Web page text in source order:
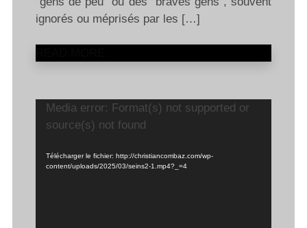
ignorés ou méprisés par les […]
Lecteur
vidéo
Media error: Format(s) not supported or
source(s) not found
Télécharger le fichier: http://christiancombaz.com/wp-
content/uploads/2025/03/seins2-1.mp4?_=4